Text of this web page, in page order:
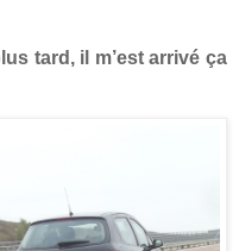
tard, il m’est arrivé ça